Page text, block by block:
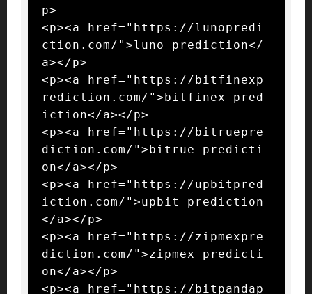
p>
<p><a href="https://lunopredi
ction.com/">luno prediction</
a></p>
<p><a href="https://bitfinexp
rediction.com/">bitfinex pred
iction</a></p>
<p><a href="https://bitruepre
diction.com/">bitrue predicti
on</a></p>
<p><a href="https://upbitpred
iction.com/">upbit prediction
</a></p>
<p><a href="https://zipmexpre
diction.com/">zipmex predicti
on</a></p>
<p><a href="https://bitpandap